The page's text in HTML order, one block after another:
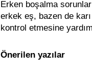
Erken boşalma
erkek eş, bazen de
kontrol etmesine
Önerilen yazılar